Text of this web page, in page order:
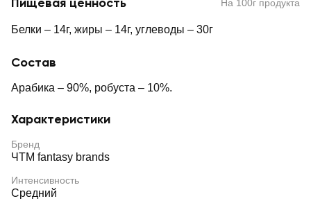
На 100г продукта
Белки – 14г, жиры – 14г, углеводы – 30г
Состав
Арабика – 90%, робуста – 10%.
Характеристики
Бренд
ЧТМ fantasy brands
Интенсивность
Средний